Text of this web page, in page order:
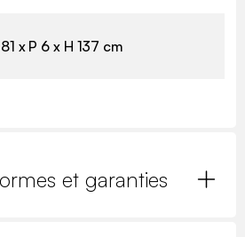
x P 6 x H 137 cm
et garanties